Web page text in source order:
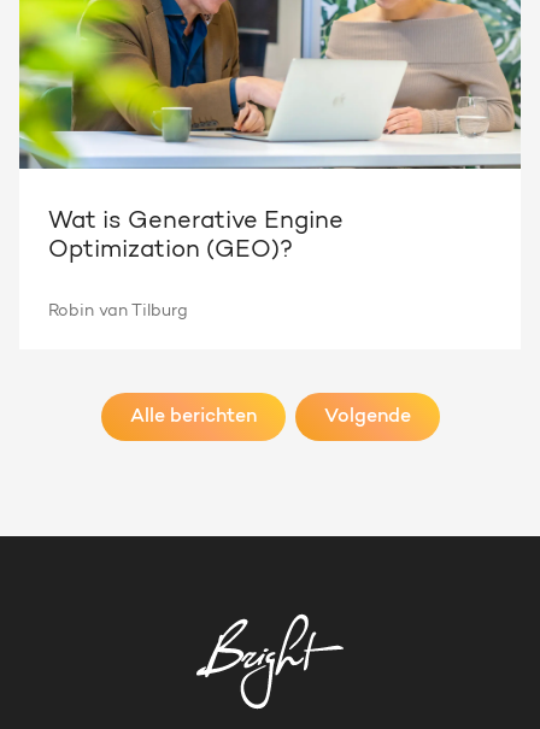
Wat is Generative Engine
Optimization (GEO)?
Robin van Tilburg
Alle berichten Volgende